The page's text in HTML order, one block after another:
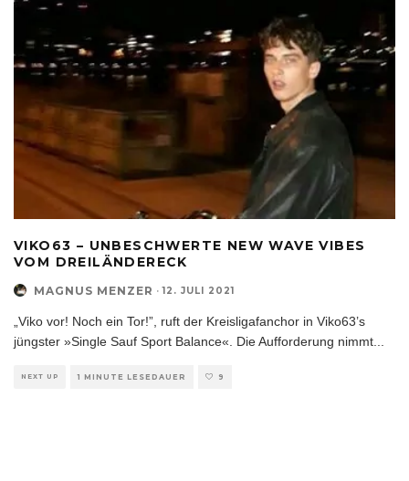
VIKO63 – UNBESCHWERTE NEW WAVE VIBES
VOM DREILÄNDERECK
MAGNUS MENZER · 12. JULI 2021
„Viko vor! Noch ein Tor!”, ruft der Kreisligafanchor in Viko63’s
jüngster »Single Sauf Sport Balance«. Die Aufforderung nimmt
NEXT UP 1 MINUTE LESEDAUER 9